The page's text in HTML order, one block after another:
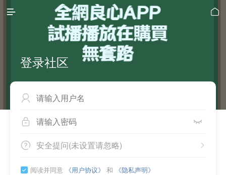
 
登录社区

 
 
安全提问(未设置请忽略)
 阅读并同意 《用户协议》 和 《隐私声明》